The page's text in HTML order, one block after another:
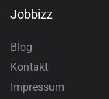
Jobbizz
Blog
Kontakt
Impressum